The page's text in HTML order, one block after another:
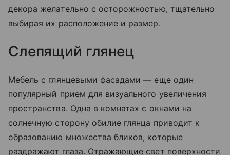
декора желательно с осторожностью, тщательно
выбирая их расположение и размер.
Слепящий глянец
Мебель с глянцевыми фасадами — еще один
популярный прием для визуального увеличения
пространства. Одна в комнатах с окнами на
солнечную сторону обилие глянца приводит к
образованию множества бликов, которые
раздражают глаза. Отражающие свет поверхности